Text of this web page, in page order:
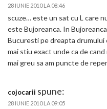
28 IUNIE 2010 LA 08:46
scuze… este un sat cu L care
este Bujoreanca. In
Bucuresti pe dreapta drumului
mai stiu exact unde ca de
mai greu sa am puncte de
cojocarii spune:
28 IUNIE 2010 LA 09:05